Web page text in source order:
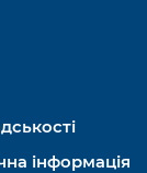
інформація